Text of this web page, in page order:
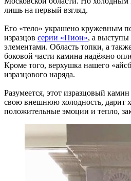
лишь на первый взгляд.
Его «тело» украшено кружевным
изразцов серии «Пион», а
элементами. Область топки, а
боковой части камина надёжно
Кроме того, верхушка нашего
изразцового наряда.
Разумеется, этот изразцовый
свою внешнюю холодность, дарит
положительные эмоции и тепло,